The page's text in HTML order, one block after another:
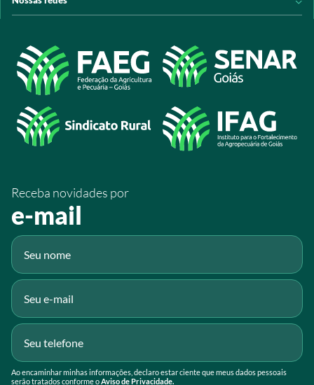
Arrecadação
Programas e Serviços
Acesso à Informação
@sistemafaeg
/SistemaFaeg
/sistemafaeg
/SistemaFaeg
Fluig
Receba novidades por
e-mail
Ao encaminhar minhas informações, declaro estar ciente que meus dados pessoais
serão tratados conforme oAviso de Privacidade.